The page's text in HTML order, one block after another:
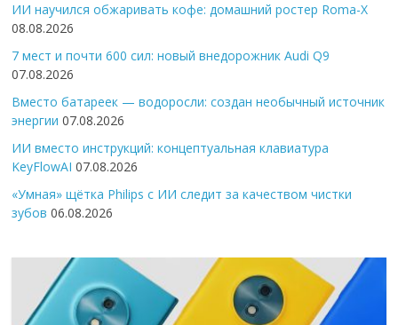
ИИ научился обжаривать кофе: домашний ростер Roma-X
08.08.2026
7 мест и почти 600 сил: новый внедорожник Audi Q9
07.08.2026
Вместо батареек — водоросли: создан необычный источник
энергии 07.08.2026
ИИ вместо инструкций: концептуальная клавиатура
KeyFlowAI 07.08.2026
«Умная» щётка Philips с ИИ следит за качеством чистки
зубов 06.08.2026